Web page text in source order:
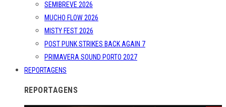
SEMIBREVE 2026
MUCHO FLOW 2026
MISTY FEST 2026
POST PUNK STRIKES BACK AGAIN 7
PRIMAVERA SOUND PORTO 2027
REPORTAGENS
REPORTAGENS